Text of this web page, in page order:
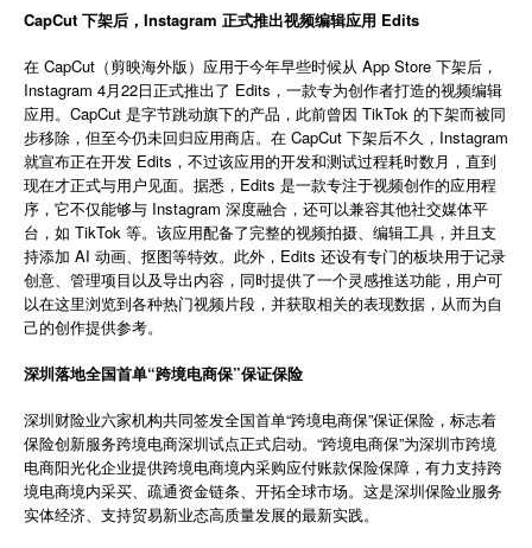
帮助中心
了解我们
简体中文
登录 免费使用
CapCut 下架后，Instagram 正式推出视频编辑应用 Edits
在 CapCut（剪映海外版）应用于今年早些时候从 App Store 下架后，
Instagram 4月22日正式推出了 Edits，一款专为创作者打造的视频编辑
应用。CapCut 是字节跳动旗下的产品，此前曾因 TikTok 的下架而被同
步移除，但至今仍未回归应用商店。在 CapCut 下架后不久，Instagram
就宣布正在开发 Edits，不过该应用的开发和测试过程耗时数月，直到
现在才正式与用户见面。据悉，Edits 是一款专注于视频创作的应用程
序，它不仅能够与 Instagram 深度融合，还可以兼容其他社交媒体平
台，如 TikTok 等。该应用配备了完整的视频拍摄、编辑工具，并且支
持添加 AI 动画、抠图等特效。此外，Edits 还设有专门的板块用于记录
创意、管理项目以及导出内容，同时提供了一个灵感推送功能，用户可
以在这里浏览到各种热门视频片段，并获取相关的表现数据，从而为自
己的创作提供参考。
深圳落地全国首单“跨境电商保”保证保险
深圳财险业六家机构共同签发全国首单“跨境电商保”保证保险，标志着
保险创新服务跨境电商深圳试点正式启动。“跨境电商保”为深圳市跨境
电商阳光化企业提供跨境电商境内采购应付账款保险保障，有力支持跨
境电商境内采买、疏通资金链条、开拓全球市场。这是深圳保险业服务
实体经济、支持贸易新业态高质量发展的最新实践。